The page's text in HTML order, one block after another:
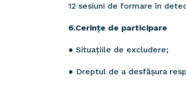
12 sesiuni de formare în
6.Cerințe de participare
● Situațiile de excludere;
● Dreptul de a desfășura